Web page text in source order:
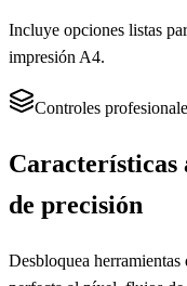
Incluye opciones listas
impresión A4.
Controles
Características
de precisión
Desbloquea